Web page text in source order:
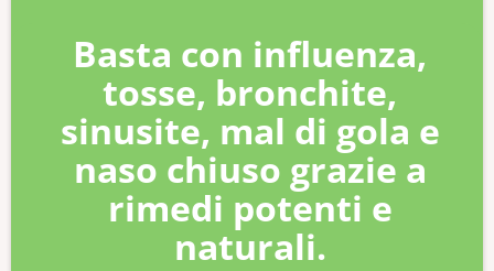
Basta con influenza,
tosse, bronchite,
sinusite, mal di gola e
naso chiuso grazie a
rimedi potenti e
naturali.